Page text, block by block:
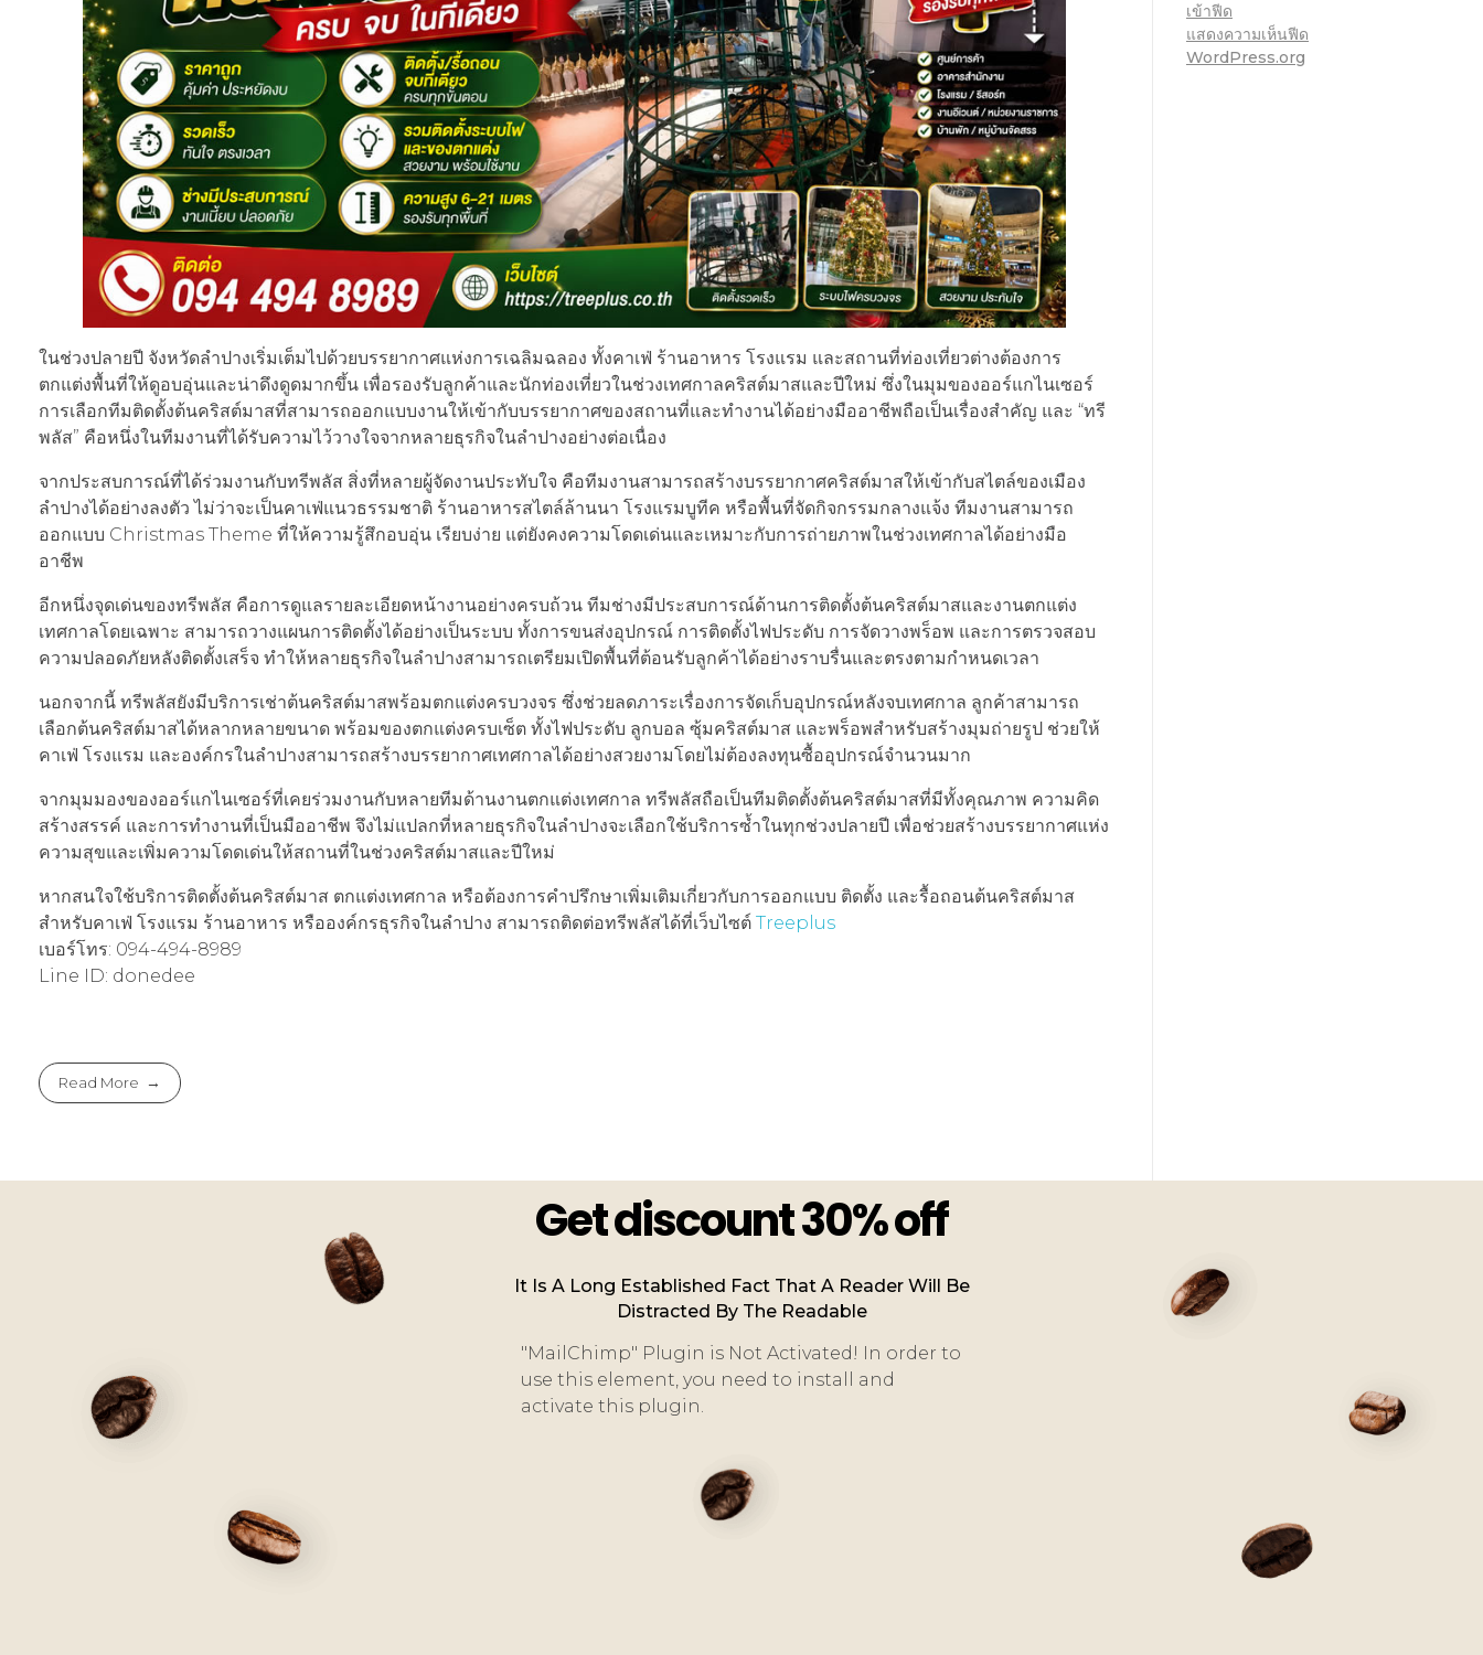
ในช่วงปลายปี จังหวัดลำปางเริ่มเต็มไปด้วยบรรยากาศแห่งการเฉลิมฉลอง ทั้งคาเฟ่ ร้านอาหาร โรงแรม และสถานที่ท่องเที่ยวต่างต้องการ
ตกแต่งพื้นที่ให้ดูอบอุ่นและน่าดึงดูดมากขึ้น เพื่อรองรับลูกค้าและนักท่องเที่ยวในช่วงเทศกาลคริสต์มาสและปีใหม่ ซึ่งในมุมของออร์แกไนเซอร์
การเลือกทีมติดตั้งต้นคริสต์มาสที่สามารถออกแบบงานให้เข้ากับบรรยากาศของสถานที่และทำงานได้อย่างมืออาชีพถือเป็นเรื่องสำคัญ และ “ทรี
พลัส” คือหนึ่งในทีมงานที่ได้รับความไว้วางใจจากหลายธุรกิจในลำปางอย่างต่อเนื่อง
จากประสบการณ์ที่ได้ร่วมงานกับทรีพลัส สิ่งที่หลายผู้จัดงานประทับใจ คือทีมงานสามารถสร้างบรรยากาศคริสต์มาสให้เข้ากับสไตล์ของเมือง
ลำปางได้อย่างลงตัว ไม่ว่าจะเป็นคาเฟ่แนวธรรมชาติ ร้านอาหารสไตล์ล้านนา โรงแรมบูทีค หรือพื้นที่จัดกิจกรรมกลางแจ้ง ทีมงานสามารถ
ออกแบบ Christmas Theme ที่ให้ความรู้สึกอบอุ่น เรียบง่าย แต่ยังคงความโดดเด่นและเหมาะกับการถ่ายภาพในช่วงเทศกาลได้อย่างมือ
อาชีพ
อีกหนึ่งจุดเด่นของทรีพลัส คือการดูแลรายละเอียดหน้างานอย่างครบถ้วน ทีมช่างมีประสบการณ์ด้านการติดตั้งต้นคริสต์มาสและงานตกแต่ง
เทศกาลโดยเฉพาะ สามารถวางแผนการติดตั้งได้อย่างเป็นระบบ ทั้งการขนส่งอุปกรณ์ การติดตั้งไฟประดับ การจัดวางพร็อพ และการตรวจสอบ
ความปลอดภัยหลังติดตั้งเสร็จ ทำให้หลายธุรกิจในลำปางสามารถเตรียมเปิดพื้นที่ต้อนรับลูกค้าได้อย่างราบรื่นและตรงตามกำหนดเวลา
นอกจากนี้ ทรีพลัสยังมีบริการเช่าต้นคริสต์มาสพร้อมตกแต่งครบวงจร ซึ่งช่วยลดภาระเรื่องการจัดเก็บอุปกรณ์หลังจบเทศกาล ลูกค้าสามารถ
เลือกต้นคริสต์มาสได้หลากหลายขนาด พร้อมของตกแต่งครบเซ็ต ทั้งไฟประดับ ลูกบอล ซุ้มคริสต์มาส และพร็อพสำหรับสร้างมุมถ่ายรูป ช่วยให้
คาเฟ่ โรงแรม และองค์กรในลำปางสามารถสร้างบรรยากาศเทศกาลได้อย่างสวยงามโดยไม่ต้องลงทุนซื้ออุปกรณ์จำนวนมาก
จากมุมมองของออร์แกไนเซอร์ที่เคยร่วมงานกับหลายทีมด้านงานตกแต่งเทศกาล ทรีพลัสถือเป็นทีมติดตั้งต้นคริสต์มาสที่มีทั้งคุณภาพ ความคิด
สร้างสรรค์ และการทำงานที่เป็นมืออาชีพ จึงไม่แปลกที่หลายธุรกิจในลำปางจะเลือกใช้บริการซ้ำในทุกช่วงปลายปี เพื่อช่วยสร้างบรรยากาศแห่ง
ความสุขและเพิ่มความโดดเด่นให้สถานที่ในช่วงคริสต์มาสและปีใหม่
หากสนใจใช้บริการติดตั้งต้นคริสต์มาส ตกแต่งเทศกาล หรือต้องการคำปรึกษาเพิ่มเติมเกี่ยวกับการออกแบบ ติดตั้ง และรื้อถอนต้นคริสต์มาส
สำหรับคาเฟ่ โรงแรม ร้านอาหาร หรือองค์กรธุรกิจในลำปาง สามารถติดต่อทรีพลัสได้ที่เว็บไซต์ Treeplus
เบอร์โทร: 094-494-8989
Line ID: donedee
Read More
เข้าฟีด
แสดงความเห็นฟีด
WordPress.org
Get discount 30% off
It Is A Long Established Fact That A Reader Will Be
Distracted By The Readable
"MailChimp" Plugin is Not Activated! In order to
use this element, you need to install and
activate this plugin.